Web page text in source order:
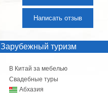
Написать отзыв
Зарубежный туризм
В Китай за мебелью
Свадебные туры
Абхазия